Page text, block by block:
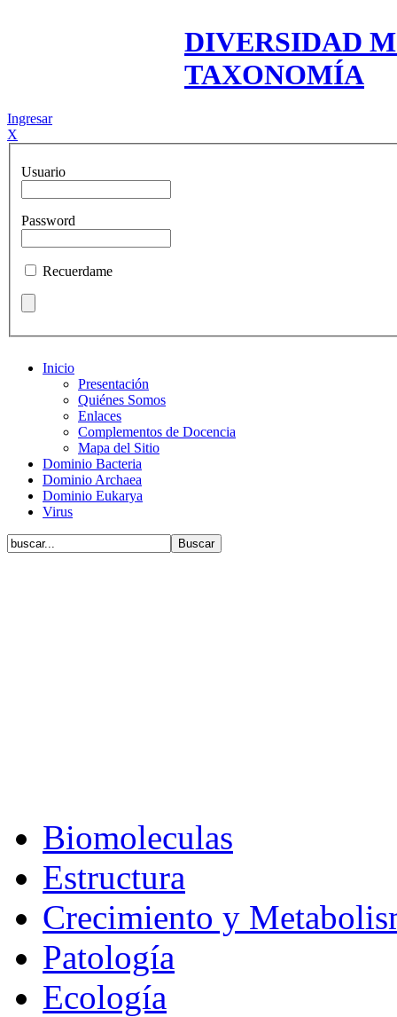
DIVERSIDAD
TAXONOMÍA
Ingresar
X
Usuario
Password
Recuerdame
Inicio
Presentación
Quiénes Somos
Enlaces
Complementos de Docencia
Mapa del Sitio
Dominio Bacteria
Dominio Archaea
Dominio Eukarya
Virus
Biomoleculas
Estructura
Crecimiento y
Patología
Ecología